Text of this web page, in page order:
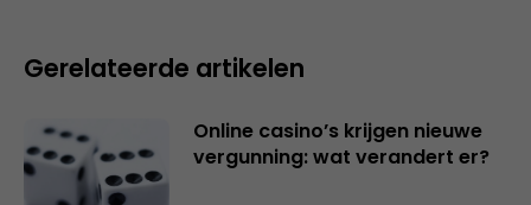
Gerelateerde artikelen
Online casino’s krijgen nieuwe
vergunning: wat verandert er?